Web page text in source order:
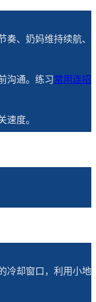
奏、奶妈维持续航、
沟通。练习常用连招
速度。
冷却窗口，利用小地